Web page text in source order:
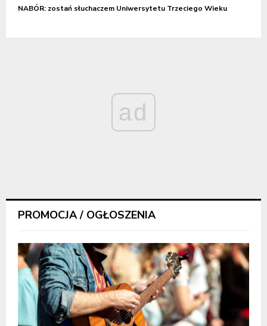
NABÓR: zostań słuchaczem Uniwersytetu Trzeciego Wieku
ad
PROMOCJA / OGŁOSZENIA